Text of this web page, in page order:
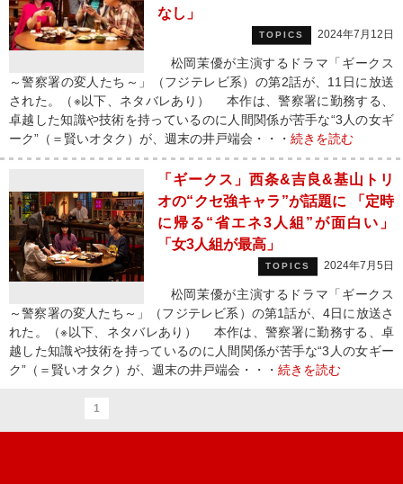
なし」
TOPICS 2024年7月12日
松岡茉優が主演するドラマ「ギークス
～警察署の変人たち～」（フジテレビ系）の第2話が、11日に放送
された。（※以下、ネタバレあり） 本作は、警察署に勤務する、
卓越した知識や技術を持っているのに人間関係が苦手な“3人の女ギ
ーク”（＝賢いオタク）が、週末の井戸端会・・・ 続きを読む
「ギークス」西条&吉良&基山トリ
オの“クセ強キャラ”が話題に 「定時
に帰る“省エネ3人組”が面白い」
「女3人組が最高」
TOPICS 2024年7月5日
松岡茉優が主演するドラマ「ギークス
～警察署の変人たち～」（フジテレビ系）の第1話が、4日に放送さ
れた。（※以下、ネタバレあり） 本作は、警察署に勤務する、卓
越した知識や技術を持っているのに人間関係が苦手な“3人の女ギー
ク”（＝賢いオタク）が、週末の井戸端会・・・ 続きを読む
1